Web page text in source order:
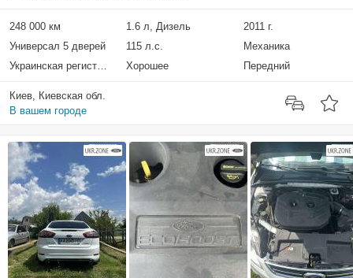
248 000 км 1.6 л, Дизель
2011 г.
Универсал 5 дверей
115 л.с.
Механика
Украинская регистрация
Хорошее Передний
Киев, Киевская обл.
В вашем городе